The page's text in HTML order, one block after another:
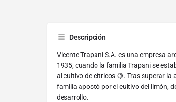
Descripción
Vicente Trapani S.A. es una empresa
1935, cuando la familia Trapani se
al cultivo de cítricos 🍋. Tras superar la
familia apostó por el cultivo del limón,
desarrollo.